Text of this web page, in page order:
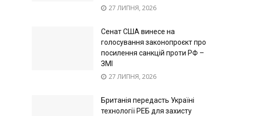
27 ЛИПНЯ, 2026
Сенат США винесе на
голосування законопроєкт про
посилення санкцій проти РФ –
ЗМІ
27 ЛИПНЯ, 2026
Британія передасть Україні
технології РЕБ для захисту